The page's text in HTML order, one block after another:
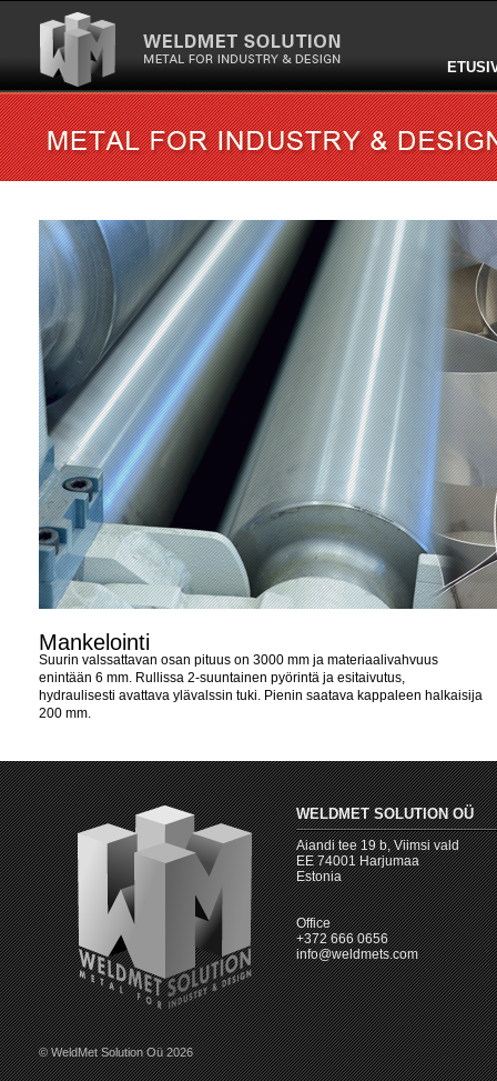
Mankelointi
Suurin valssattavan osan pituus on 3000 mm ja materiaalivahvuus
enintään 6 mm. Rullissa 2-suuntainen pyörintä ja esitaivutus,
hydraulisesti avattava ylävalssin tuki. Pienin saatava kappaleen halkaisija
200 mm.
WELDMET SOLUTION OÜ
Aiandi tee 19 b, Viimsi vald
EE 74001 Harjumaa
Estonia
Office
+372 666 0656
info@weldmets.com
© WeldMet Solution Oü 2026